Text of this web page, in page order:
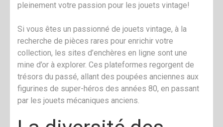
pleinement votre passion pour les jouets vintage!
Si vous êtes un passionné de jouets vintage, à la
recherche de pièces rares pour enrichir votre
collection, les sites d’enchères en ligne sont une
mine d’or à explorer. Ces plateformes regorgent de
trésors du passé, allant des poupées anciennes aux
figurines de super-héros des années 80, en passant
par les jouets mécaniques anciens.